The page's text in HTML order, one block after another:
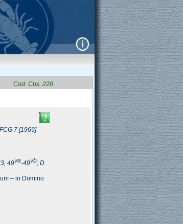
Cod. Cus. 220
7 [1969]
49va-49vb; D
– in Domino